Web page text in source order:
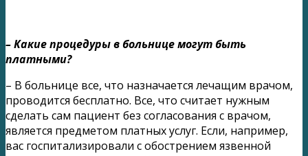
– Какие процедуры в больнице могут быть
платными?
– В больнице все, что назначается лечащим врачом,
проводится бесплатно. Все, что считает нужным
сделать сам пациент без согласования с врачом,
является предметом платных услуг. Если, например,
вас госпитализировали с обострением язвенной